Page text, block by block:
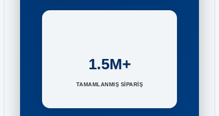
1.5M+
TAMAMLANMIŞ SİPARİŞ